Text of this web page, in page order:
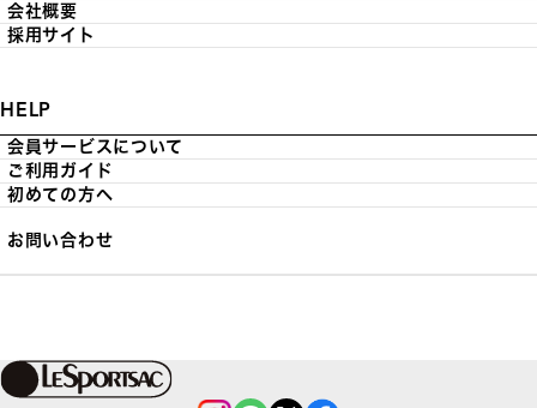
会社概要
採用サイト
HELP
会員サービスについて
ご利用ガイド
初めての方へ
お問い合わせ